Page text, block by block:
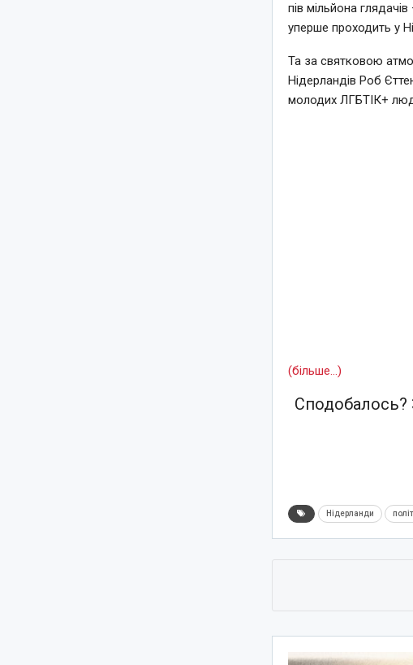
пів мільйона
уперше проходить у
Та за святковою
Нідерландів Роб
молодих ЛГБТІК+
(більше…)
Сподобалось?
Нідерланди